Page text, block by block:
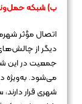
ب) شبکه
اتصال مؤثر
دیگر از
جمعیت در این
می‌شود. به‌ویژه
شهری قرار